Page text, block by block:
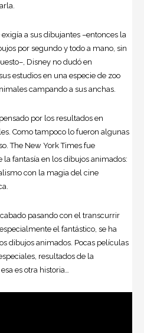
a sus dibujantes –entonces la
por segundo y todo a mano, sin
Disney no dudó en
estudios en una especie de zoo
campando a sus anchas.
por los resultados en
Como tampoco lo fueron algunas
The New York Times fue
fantasía en los dibujos animados:
con la magia del cine
pasando con el transcurrir
el fantástico, se ha
dibujos animados. Pocas películas
resultados de la
es otra historia…